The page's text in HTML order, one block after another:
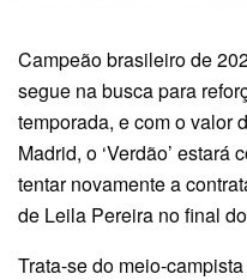
Campeão brasileiro de
segue na busca para
temporada, e com o valor
Madrid, o ‘Verdão’
tentar novamente a
de Leila Pereira no final
Trata-se do meio-